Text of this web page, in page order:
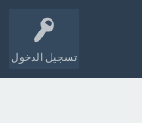
تسجيل الدخول